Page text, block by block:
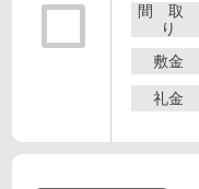
間 取
り
敷金
礼金